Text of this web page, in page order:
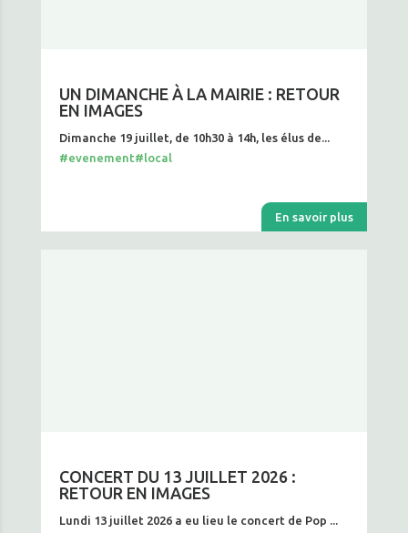
UN DIMANCHE À LA MAIRIE : RETOUR
EN IMAGES
Dimanche 19 juillet, de 10h30 à 14h, les élus de...
#evenement#local
En savoir plus
CONCERT DU 13 JUILLET 2026 :
RETOUR EN IMAGES
Lundi 13 juillet 2026 a eu lieu le concert de Pop ...